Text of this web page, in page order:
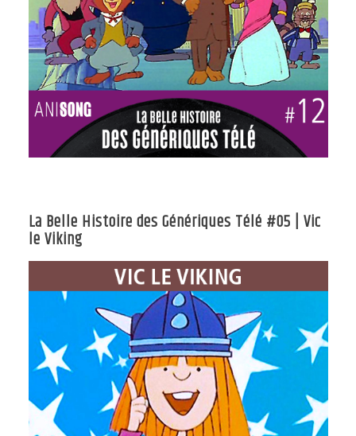
La Belle Histoire des Génériques Télé #05 | Vic
le Viking